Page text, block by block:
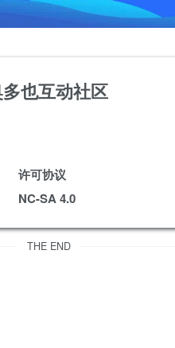
也互动社区
许可协议
NC-SA 4.0
THE END